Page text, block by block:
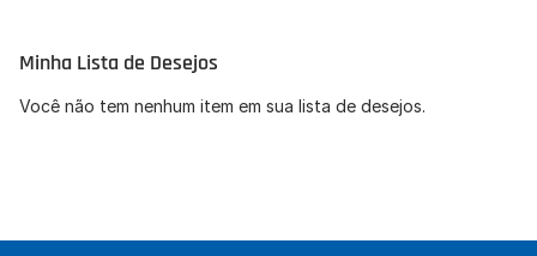
Minha Lista de Desejos
Você não tem nenhum item em sua lista de desejos.